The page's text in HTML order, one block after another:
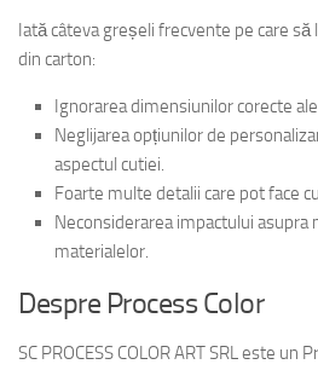
Iată câteva greșeli frecvente pe care să
din carton:
Ignorarea dimensiunilor corecte
Neglijarea opțiunilor de
aspectul cutiei.
Foarte multe detalii care pot face
Neconsiderarea impactului asupra
materialelor.
Despre Process Color
SC PROCESS COLOR ART SRL este un